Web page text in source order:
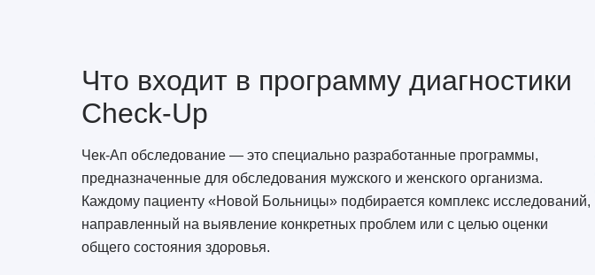
Что входит в программу диагностики
Сheck-Up
Чек-Ап обследование — это специально разработанные программы,
предназначенные для обследования мужского и женского организма.
Каждому пациенту «Новой Больницы» подбирается комплекс исследований,
направленный на выявление конкретных проблем или с целью оценки
общего состояния здоровья.